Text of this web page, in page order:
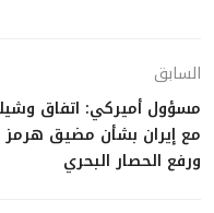
السابق
مسؤول أميركي: اتفاق
مع إيران بشأن مضيق هرمز
ورفع الحصار البحري